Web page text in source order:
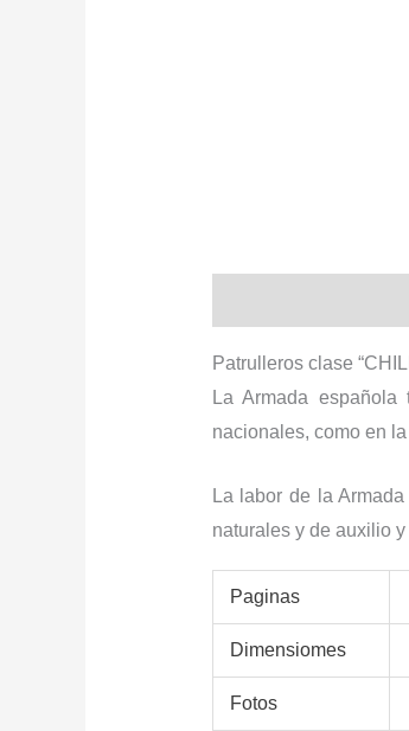
Patrulleros clase
La Armada
nacionales, como en
La labor de la
naturales y de auxilio
Paginas
Dimensiomes
Fotos